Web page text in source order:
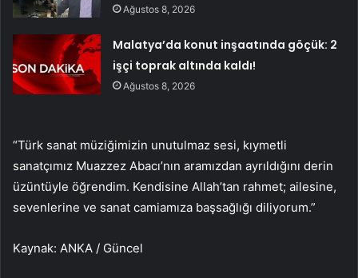
Ağustos 8, 2026
Malatya’da konut inşaatında göçük: 2
işçi toprak altında kaldı!
Ağustos 8, 2026
“Türk sanat müziğimizin unutulmaz sesi, kıymetli
sanatçımız Muazzez Abacı’nın aramızdan ayrıldığını derin
üzüntüyle öğrendim. Kendisine Allah’tan rahmet; ailesine,
sevenlerine ve sanat camiamıza başsağlığı diliyorum.”
Kaynak: ANKA / Güncel